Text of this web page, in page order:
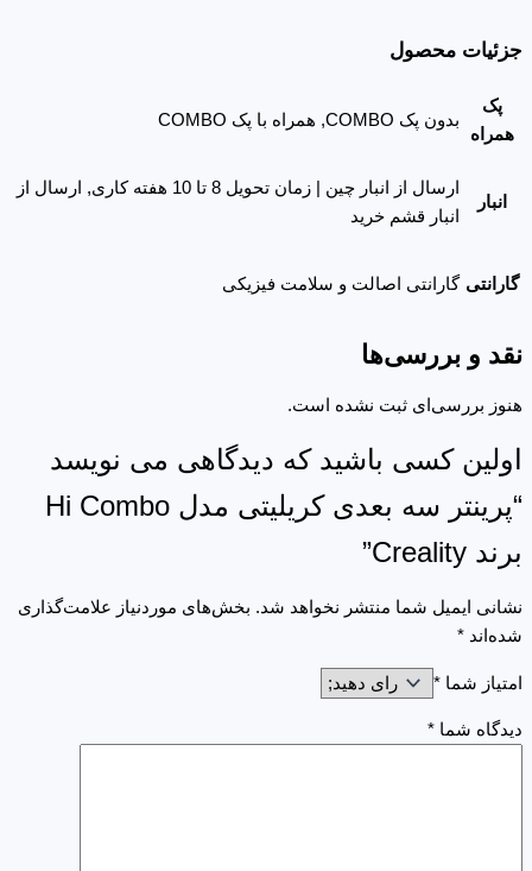
جزئیات محصول
پک
همراه
بدون پک COMBO, همراه با پک COMBO
انبار
ارسال از انبار چین | زمان تحویل 8 تا 10 هفته کاری, ارسال از
انبار قشم خرید
گارانتی گارانتی اصالت و سلامت فیزیکی
نقد و بررسی‌ها
هنوز بررسی‌ای ثبت نشده است.
اولین کسی باشید که دیدگاهی می نویسد
“پرینتر سه بعدی کریلیتی مدل Hi Combo
برند Creality”
نشانی ایمیل شما منتشر نخواهد شد. بخش‌های موردنیاز علامت‌گذاری
شده‌اند *
امتیاز شما *
دیدگاه شما *